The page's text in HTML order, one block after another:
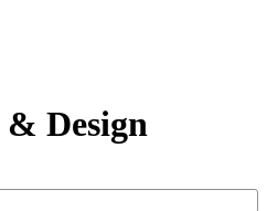
Design